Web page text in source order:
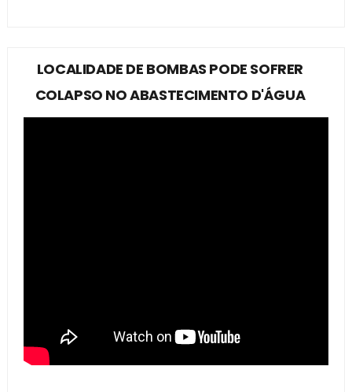
LOCALIDADE DE BOMBAS PODE SOFRER
COLAPSO NO ABASTECIMENTO D'ÁGUA